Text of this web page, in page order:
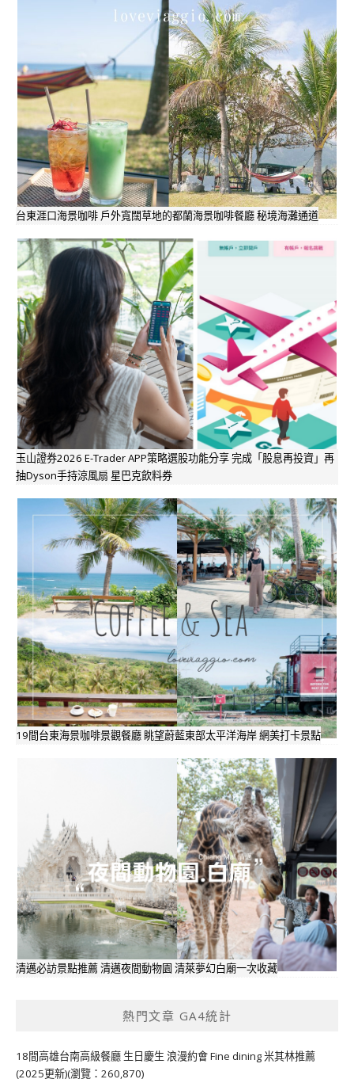
台東涯口海景咖啡 戶外寬闊草地的都蘭海景咖啡餐廳 秘境海灘通道
玉山證券2026 E-Trader APP策略選股功能分享 完成「股息再投資」再
抽Dyson手持涼風扇 星巴克飲料券
19間台東海景咖啡景觀餐廳 眺望蔚藍東部太平洋海岸 網美打卡景點
清邁必訪景點推薦 清邁夜間動物園 清萊夢幻白廟一次收藏
熱門文章 GA4統計
18間高雄台南高級餐廳 生日慶生 浪漫約會 Fine dining 米其林推薦
(2025更新)(瀏覽：260,870)